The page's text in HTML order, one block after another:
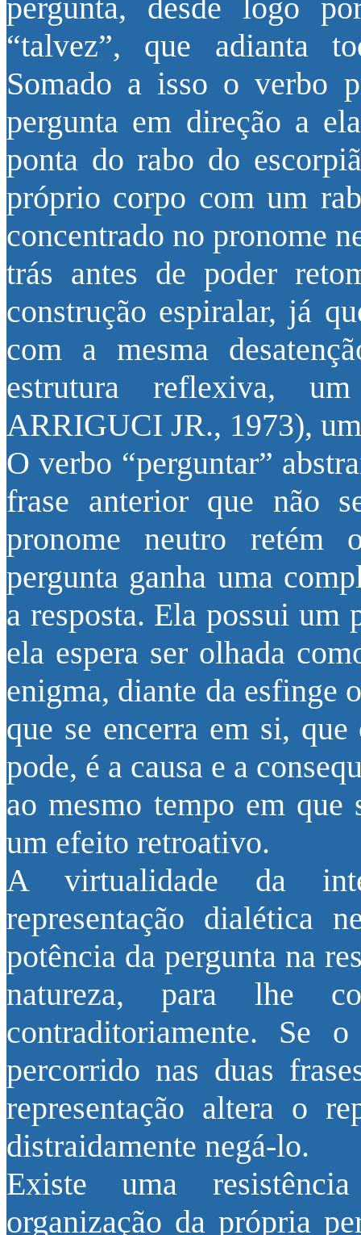
pergunta, desde logo
“talvez”, que adianta
Somado a isso o verbo
pergunta em direção a
ponta do rabo do
próprio corpo com um
concentrado no pronome
trás antes de poder
construção espiralar, já
com a mesma
estrutura reflexiva,
ARRIGUCI JR., 1973),
O verbo “perguntar”
frase anterior que não
pronome neutro retém
pergunta ganha uma
a resposta. Ela possui
ela espera ser olhada
enigma, diante da esfinge
que se encerra em si,
pode, é a causa e a
ao mesmo tempo em que
um efeito retroativo.
A virtualidade da
representação dialética
potência da pergunta na
natureza, para lhe
contraditoriamente. Se
percorrido nas duas
representação altera o
distraidamente negá-lo.
Existe uma
organização da própria